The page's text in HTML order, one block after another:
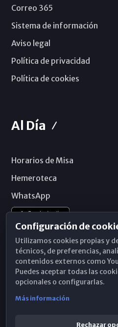
Correo 365
Sistema de información
Aviso legal
Política de privacidad
Política de cookies
Al Día
Horarios de Misa
Hemeroteca
WhatsApp
Configuración de
Utilizamos cookies propias y
técnicos, de preferencias,
contenidos externos como
Puedes aceptar todas las
opcionales o configurarlas.
Más información
Rechazar